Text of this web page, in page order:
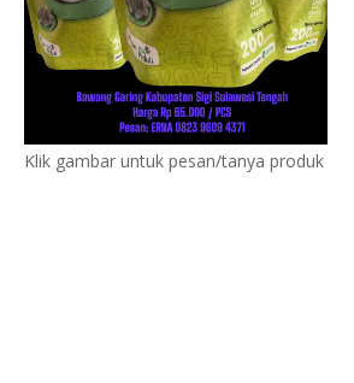
Klik gambar untuk pesan/tanya produk